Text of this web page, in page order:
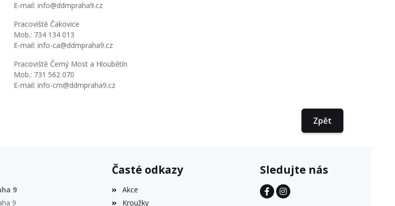
E-mail: info@ddmpraha9.cz
Pracoviště Čakovice
Mob.: 734 134 013
E-mail: info-ca@ddmpraha9.cz
Pracoviště Černý Most a Hloubětín
Mob.: 731 562 070
E-mail: info-cm@ddmpraha9.cz
Zpět
9
9
Časté odkazy
Akce
Kroužky
Sledujte nás